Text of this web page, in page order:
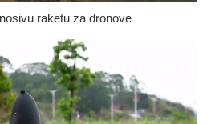
raketu za dronove